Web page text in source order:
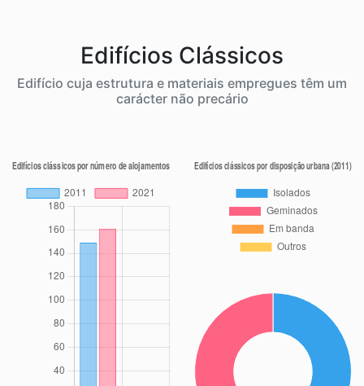
Edifícios Clássicos
Edifício cuja estrutura e materiais empregues têm um
carácter não precário